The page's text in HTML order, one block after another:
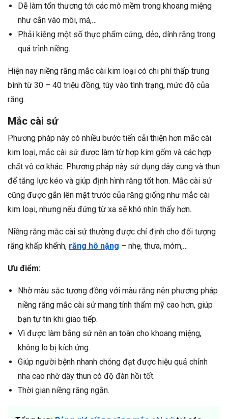
Dễ làm tổn thương tới các mô mềm trong khoang miệng
như cắn vào môi, má,…
Phải kiêng một số thực phẩm cứng, dẻo, dính răng trong
quá trình niềng.
Hiện nay niềng răng mắc cài kim loại có chi phí thấp trung
bình từ 30 – 40 triệu đồng, tùy vào tình trạng, mức độ của
răng.
Mắc cài sứ
Phương pháp này có nhiều bước tiến cải thiện hơn mắc cài
kim loại, mắc cài sứ được làm từ hợp kim gốm và các hợp
chất vô cơ khác. Phương pháp này sử dụng dây cung và thun
để tăng lực kéo và giúp định hình răng tốt hơn. Mắc cài sứ
cũng được gắn lên mặt trước của răng giống như mắc cài
kim loại, nhưng nếu đứng từ xa sẽ khó nhìn thấy hơn.
Niềng răng mắc cài sứ thường được chỉ định cho đối tượng
răng khấp khểnh, răng hô nặng – nhẹ, thưa, móm,…
Ưu điểm:
Nhờ màu sắc tương đồng với màu răng nên phương pháp
niềng răng mắc cài sứ mang tính thẩm mỹ cao hơn, giúp
bạn tự tin khi giao tiếp.
Vì được làm bằng sứ nên an toàn cho khoang miệng,
không lo bị kích ứng.
Giúp người bệnh nhanh chóng đạt được hiệu quả chỉnh
nha cao nhờ dây thun có độ đàn hồi tốt.
Thời gian niềng răng ngắn.